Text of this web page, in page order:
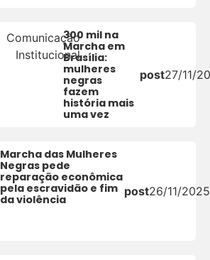
Comunicação
Institucional
300 mil na
Marcha em
Brasília:
mulheres
negras
fazem
história mais
uma vez
post27/11/
Marcha das Mulheres
Negras pede
reparação econômica
pela escravidão e fim
da violência
post26/11/2025